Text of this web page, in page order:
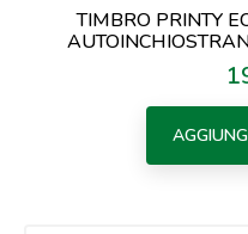
TIMBRO PRINTY